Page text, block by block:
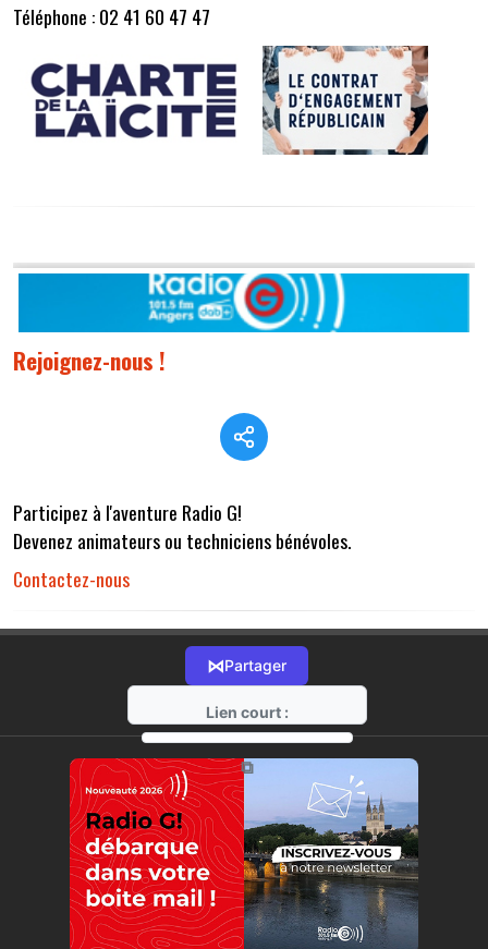
Téléphone : 02 41 60 47 47
Rejoignez-nous !
Participez à l'aventure Radio G!
Devenez animateurs ou techniciens bénévoles.
Contactez-nous
⋈Partager
Lien court :
https://radio-g.fr?r32
⧉